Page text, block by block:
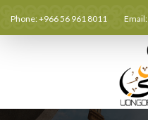
Phone: +966 56 961 8011 Email: